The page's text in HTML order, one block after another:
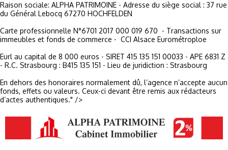
Raison sociale: ALPHA PATRIMOINE - Adresse du siège social : 37 rue
du Général Lebocq 67270 HOCHFELDEN
Carte professionnelle N°6701 2017 000 019 670 - Transactions sur
immeubles et fonds de commerce - CCI Alsace Eurométroploe
Eurl au capital de 8 000 euros - SIRET 415 135 151 00033 - APE 6831 Z
- R.C. Strasbourg : B415 135 151 - Lieu de juridiction : Strasbourg
En dehors des honoraires normalement dû, l’agence n’accepte aucun
fonds, effets ou valeurs. Ceux-ci devant être remis aux rédacteurs
d’actes authentiques." />